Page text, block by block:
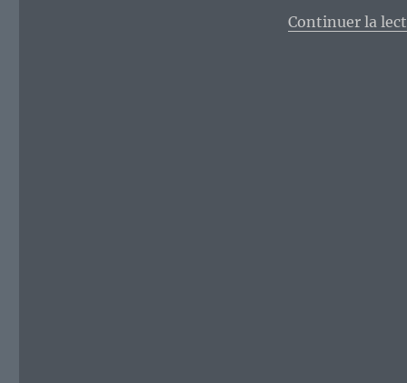
Continuer la